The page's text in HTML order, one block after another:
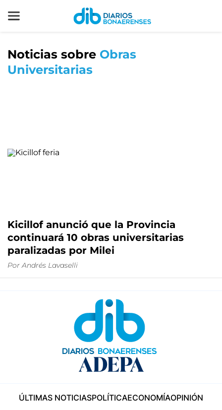
Noticias sobre Obras
Universitarias
Kicillof anunció que la Provincia
continuará 10 obras universitarias
paralizadas por Milei
Por Andrés Lavaselli
ÚLTIMAS NOTICIASPOLÍTICAECONOMÍAOPINIÓN